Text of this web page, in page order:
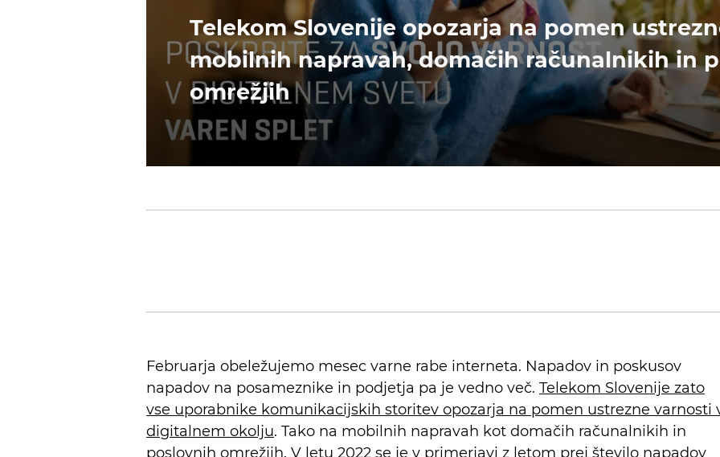
Telekom Slovenije opozarja na pomen
mobilnih napravah, domačih računalnikih in
omrežjih
Februarja obeležujemo mesec varne rabe interneta. Napadov in poskusov
napadov na posameznike in podjetja pa je vedno več. Telekom Slovenije zato
vse uporabnike komunikacijskih storitev opozarja na pomen ustrezne varnosti
digitalnem okolju. Tako na mobilnih napravah kot domačih računalnikih in
poslovnih omrežjih. V letu 2022 se je v primerjavi z letom prej število napadov